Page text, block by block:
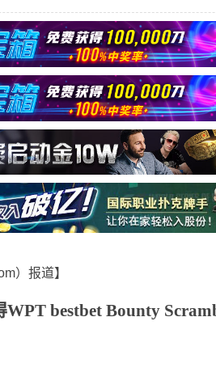
）报道】
WPT bestbet Bounty